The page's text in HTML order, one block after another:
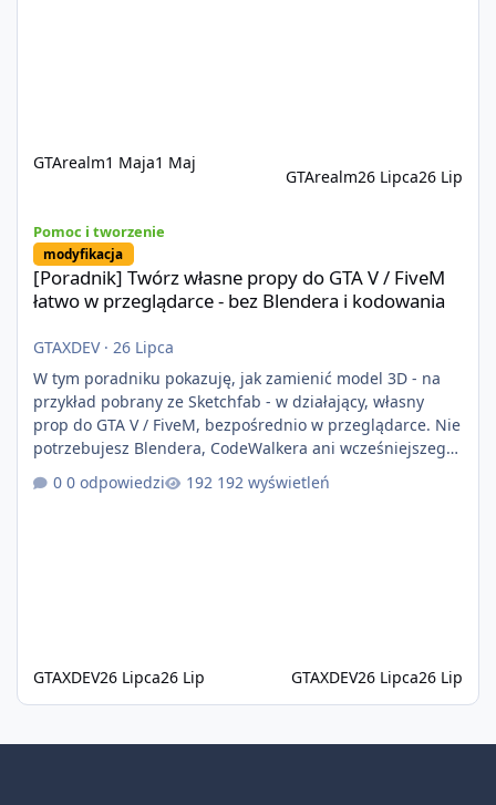
GTArealm1 Maja1 Maj
GTArealm26 Lipca26 Lip
Pomoc i tworzenie
modyfikacja
[Poradnik] Twórz własne propy do GTA V / FiveM
łatwo w przeglądarce - bez Blendera i kodowania
GTAXDEV· 26 Lipca
W tym poradniku pokazuję, jak zamienić model 3D - na
przykład pobrany ze Sketchfab - w działający, własny
prop do GTA V / FiveM, bezpośrednio w przeglądarce. Nie
potrzebujesz Blendera, CodeWalkera ani wcześniejszego
doświadczenia z moddingiem. W tym przykładzie
używam modelu basenu, ale ta sama metoda sprawdzi
0 odpowiedzi 192 wyświetleń
GTAXDEV26 Lipca26 Lip GTAXDEV26 Lipca26 Lip